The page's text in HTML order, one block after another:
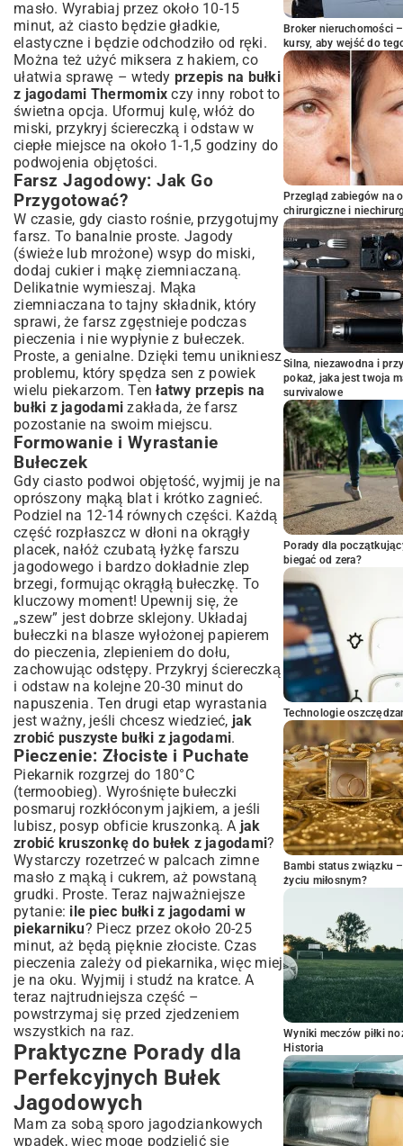
masło. Wyrabiaj przez około 10-15
minut, aż ciasto będzie gładkie,
elastyczne i będzie odchodziło od ręki.
Można też użyć miksera z hakiem, co
ułatwia sprawę – wtedy przepis na bułki
z jagodami Thermomix czy inny robot to
świetna opcja. Uformuj kulę, włóż do
miski, przykryj ściereczką i odstaw w
ciepłe miejsce na około 1-1,5 godziny do
podwojenia objętości.
Farsz Jagodowy: Jak Go
Przygotować?
W czasie, gdy ciasto rośnie, przygotujmy
farsz. To banalnie proste. Jagody
(świeże lub mrożone) wsyp do miski,
dodaj cukier i mąkę ziemniaczaną.
Delikatnie wymieszaj. Mąka
ziemniaczana to tajny składnik, który
sprawi, że farsz zgęstnieje podczas
pieczenia i nie wypłynie z bułeczek.
Proste, a genialne. Dzięki temu unikniesz
problemu, który spędza sen z powiek
wielu piekarzom. Tenłatwy przepis na
bułki z jagodami zakłada, że farsz
pozostanie na swoim miejscu.
Formowanie i Wyrastanie
Bułeczek
Gdy ciasto podwoi objętość, wyjmij je na
oprószony mąką blat i krótko zagnieć.
Podziel na 12-14 równych części. Każdą
część rozpłaszcz w dłoni na okrągły
placek, nałóż czubatą łyżkę farszu
jagodowego i bardzo dokładnie zlep
brzegi, formując okrągłą bułeczkę. To
kluczowy moment! Upewnij się, że
„szew” jest dobrze sklejony. Układaj
bułeczki na blasze wyłożonej papierem
do pieczenia, zlepieniem do dołu,
zachowując odstępy. Przykryj ściereczką
i odstaw na kolejne 20-30 minut do
napuszenia. Ten drugi etap wyrastania
jest ważny, jeśli chcesz wiedzieć, jak
zrobić puszyste bułki z jagodami.
Pieczenie: Złociste i Puchate
Piekarnik rozgrzej do 180°C
(termoobieg). Wyrośnięte bułeczki
posmaruj rozkłóconym jajkiem, a jeśli
lubisz, posyp obficie kruszonką. A jak
zrobić kruszonkę do bułek z jagodami?
Wystarczy rozetrzeć w palcach zimne
masło z mąką i cukrem, aż powstaną
grudki. Proste. Teraz najważniejsze
pytanie: ile piec bułki z jagodami w
piekarniku? Piecz przez około 20-25
minut, aż będą pięknie złociste. Czas
pieczenia zależy od piekarnika, więc miej
je na oku. Wyjmij i studź na kratce. A
teraz najtrudniejsza część –
powstrzymaj się przed zjedzeniem
wszystkich na raz.
Praktyczne Porady dla
Perfekcyjnych Bułek
Jagodowych
Mam za sobą sporo jagodziankowych
wpadek, więc mogę podzielić się
Broker nieruchomości
kursy, aby wejść do
Przegląd zabiegów na
chirurgiczne i
Silna, niezawodna i
pokaż, jaka jest twoja
survivalowe
Porady dla
biegać od zera?
Technologie
Bambi status związku
życiu miłosnym?
Wyniki meczów piłki
Historia